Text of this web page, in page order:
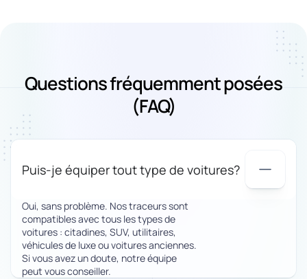
Questions fréquemment posées
(FAQ)
Puis-je équiper tout type de voitures?
Oui, sans problème. Nos traceurs sont
compatibles avec tous les types de
voitures : citadines, SUV, utilitaires,
véhicules de luxe ou voitures anciennes.
Si vous avez un doute, notre équipe
peut vous conseiller.